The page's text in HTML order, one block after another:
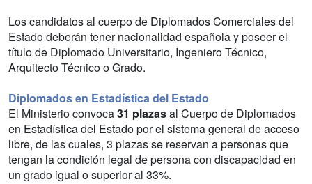
Los candidatos al cuerpo de Diplomados Comerciales del
Estado deberán tener nacionalidad española y poseer el
título de Diplomado Universitario, Ingeniero Técnico,
Arquitecto Técnico o Grado.
Diplomados en Estadística del Estado
El Ministerio convoca31 plazasal Cuerpo de Diplomados
en Estadística del Estado por el sistema general de acceso
libre, de las cuales, 3 plazas se reservan a personas que
tengan la condición legal de persona con discapacidad en
un grado igual o superior al 33%.